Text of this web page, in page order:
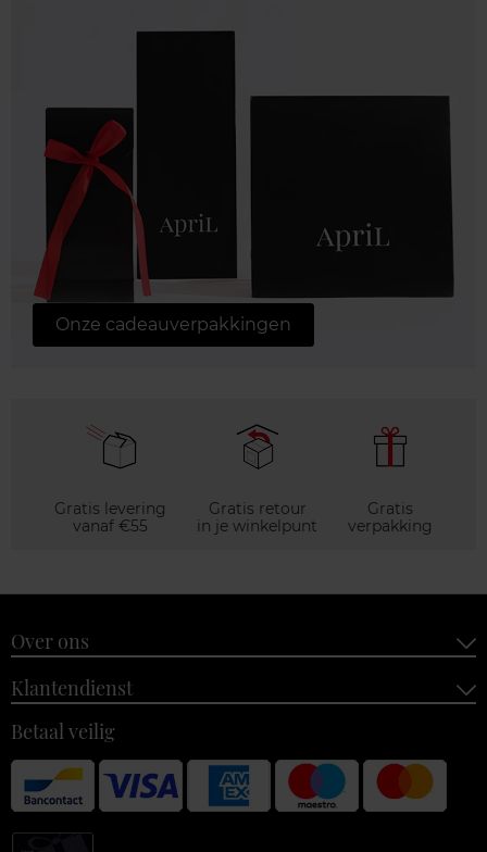
Onze cadeauverpakkingen
Gratis levering
vanaf €55
Gratis retour
in je winkelpunt
Gratis
verpakking
Over ons
Klantendienst
Betaal veilig